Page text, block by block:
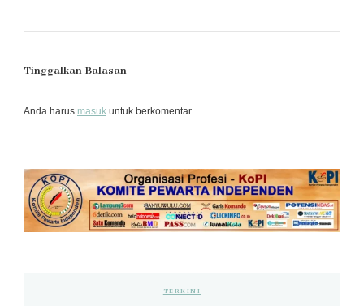
Tinggalkan Balasan
Anda harus masuk untuk berkomentar.
TERKINI